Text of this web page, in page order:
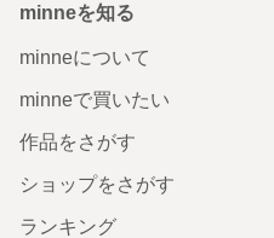
minneを知る
minneについて
minneで買いたい
作品をさがす
ショップをさがす
ランキング